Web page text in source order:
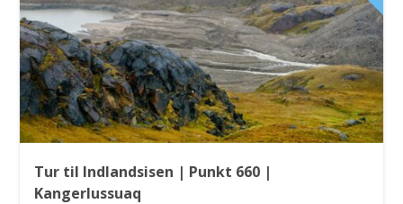
Tur til Indlandsisen | Punkt 660 |
Kangerlussuaq